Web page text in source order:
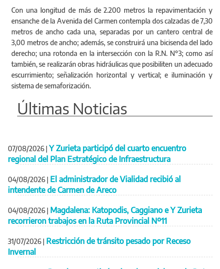
Con una longitud de más de 2.200 metros la repavimentación y
ensanche de la Avenida del Carmen contempla dos calzadas de 7,30
metros de ancho cada una, separadas por un cantero central de
3,00 metros de ancho; además, se construirá una bicisenda del lado
derecho; una rotonda en la intersección con la R.N. N°3; como así
también, se realizarán obras hidráulicas que posibiliten un adecuado
escurrimiento; señalización horizontal y vertical; e iluminación y
sistema de semaforización.
Últimas Noticias
07/08/2026 | Y Zurieta participó del cuarto encuentro
regional del Plan Estratégico de Infraestructura
04/08/2026 | El administrador de Vialidad recibió al
intendente de Carmen de Areco
04/08/2026 | Magdalena: Katopodis, Caggiano e Y Zurieta
recorrieron trabajos en la Ruta Provincial Nº11
31/07/2026 | Restricción de tránsito pesado por Receso
Invernal